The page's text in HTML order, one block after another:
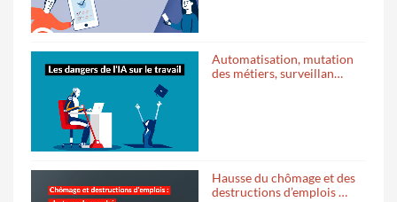
Automatisation, mutation
des métiers, surveillan…
Hausse du chômage et des
destructions d’emplois …